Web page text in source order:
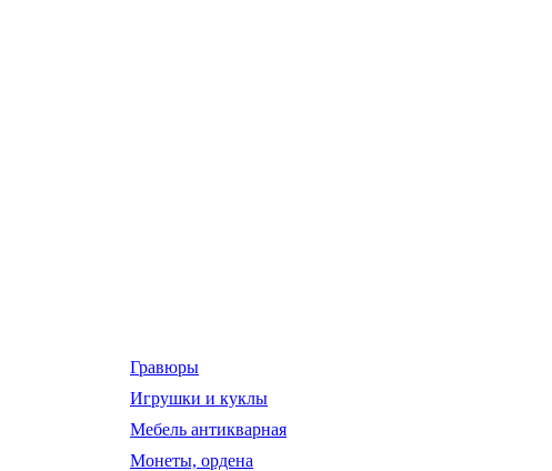
Гравюры
Игрушки и куклы
Мебель антикварная
Монеты, ордена